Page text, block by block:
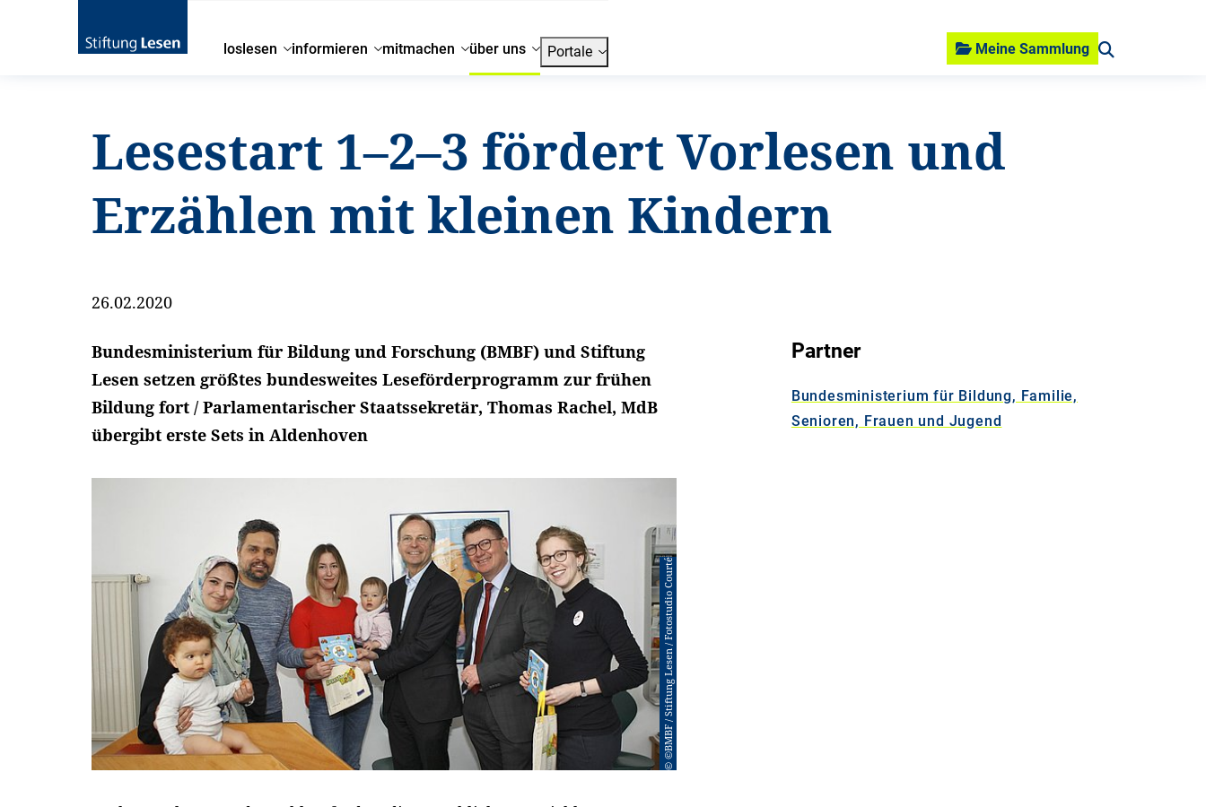
loslesen informieren mitmachen über uns Portale Meine Sammlung
Lesestart 1–2–3 fördert Vorlesen und
Erzählen mit kleinen Kindern
26.02.2020
Bundesministerium für Bildung und Forschung (BMBF) und Stiftung
Lesen setzen größtes bundesweites Leseförderprogramm zur frühen
Bildung fort / Parlamentarischer Staatssekretär, Thomas Rachel, MdB
übergibt erste Sets in Aldenhoven
© ©BMBF / Stiftung Lesen / Fotostudio Courté
Partner
Bundesministerium für Bildung, Familie,
Senioren, Frauen und Jugend